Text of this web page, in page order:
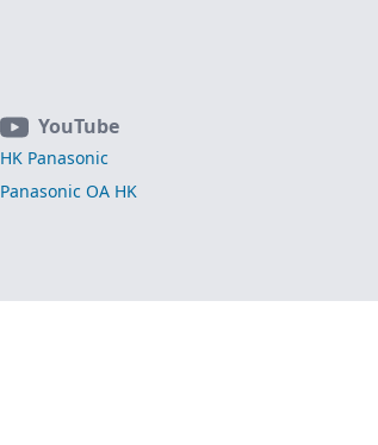
YouTube
HK Panasonic
Panasonic OA HK